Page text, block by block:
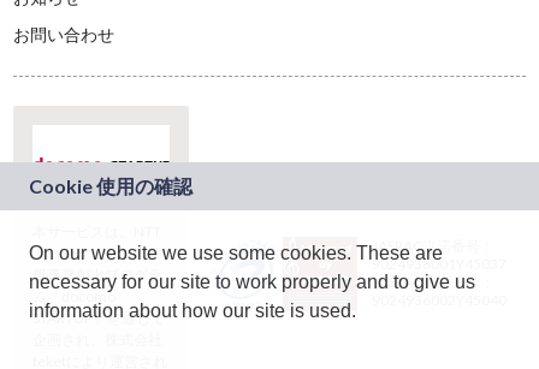
お問い合わせ
ドコモグループの新
規事業創出プログラ
ム「docomo
STARTUP」を通じて
JASRAC許諾番号：
9024936001Y45037
JASRAC許諾番号：
On our website we use some cookies. These are
necessary for our site to work properly and to give us
information about how our site is used.